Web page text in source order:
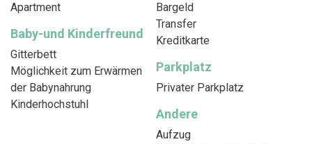
Apartment
Bargeld
Transfer
Kreditkarte
Baby-und Kinderfreund
Gitterbett
Möglichkeit zum Erwärmen
der Babynahrung
Kinderhochstuhl
Parkplatz
Privater Parkplatz
Andere
Aufzug